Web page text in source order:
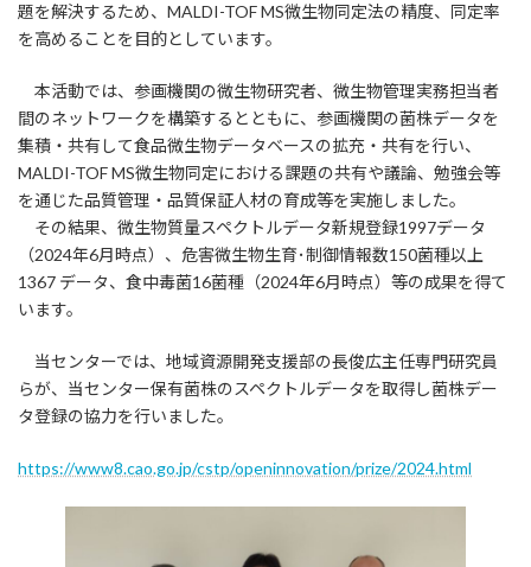
題を解決するため、MALDI-TOF MS微生物同定法の精度、同定率
を高めることを目的としています。
本活動では、参画機関の微生物研究者、微生物管理実務担当者
間のネットワークを構築するとともに、参画機関の菌株データを
集積・共有して食品微生物データベースの拡充・共有を行い、
MALDI-TOF MS微生物同定における課題の共有や議論、勉強会等
を通じた品質管理・品質保証人材の育成等を実施しました。
その結果、微生物質量スペクトルデータ新規登録1997データ
（2024年6月時点）、危害微生物生育･制御情報数150菌種以上
1367 データ、食中毒菌16菌種（2024年6月時点）等の成果を得て
います。
当センターでは、地域資源開発支援部の長俊広主任専門研究員
らが、当センター保有菌株のスペクトルデータを取得し菌株デー
タ登録の協力を行いました。
https://www8.cao.go.jp/cstp/openinnovation/prize/2024.html